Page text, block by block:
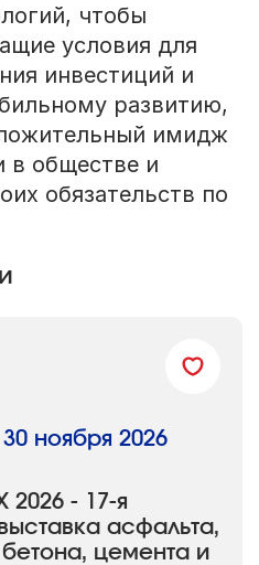
чтобы
условия для
инвестиций и
развитию,
имидж
в обществе и
обязательств по
2026 - 17-я
асфальта,
цемента и
ноября 2026